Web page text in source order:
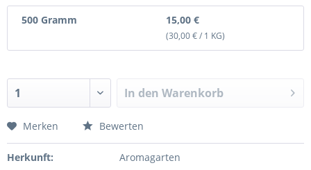
500 Gramm 15,00 €
(30,00 € / 1 KG)
In den Warenkorb
Merken Bewerten
Herkunft:
Aromagarten